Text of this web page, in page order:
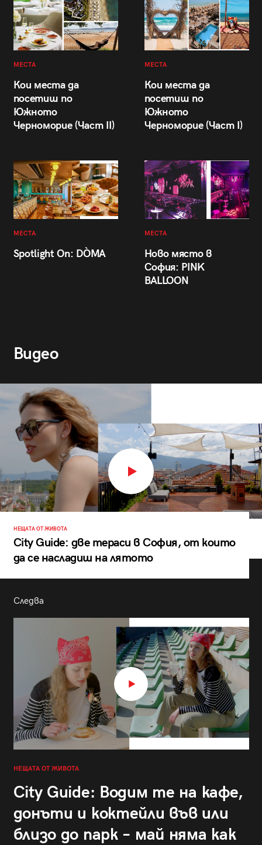
МЕСТА
Кои места да
посетиш по
Южното
Черноморие (Част II)
МЕСТА
Кои места да
посетиш по
Южното
Черноморие (Част I)
МЕСТА
Spotlight On: DÒMA
МЕСТА
Ново място в
София: PINK
BALLOON
Видео
НЕЩАТА ОТ ЖИВОТА
City Guide: две тераси в София, от които
да се насладиш на лятото
Следва
НЕЩАТА ОТ ЖИВОТА
City Guide: Водим те на кафе,
донъти и коктейли във или
близо до парк – май няма как